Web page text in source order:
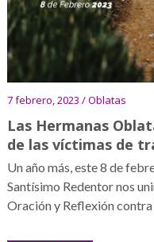
7 febrero, 2023 / Oblatas
Las Hermanas
de las víctimas de
Un año más, este 8 de
Santísimo Redentor nos
Oración y Reflexión contra